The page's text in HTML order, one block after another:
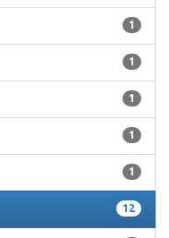
1
1
1
1
1
12